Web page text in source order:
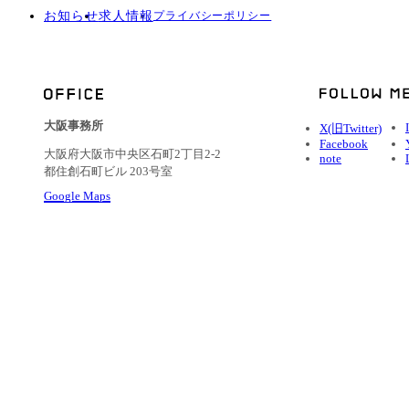
お知らせ求人情報 プライバシーポリシー
大阪事務所
大阪府大阪市中央区石町2丁目2-2
都住創石町ビル 203号室
Google Maps
X(旧Twitter)
Facebook
note